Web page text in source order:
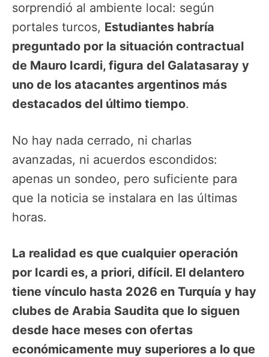
sorprendió al ambiente local: según
portales turcos, Estudiantes habría
preguntado por la situación contractual
de Mauro Icardi, figura del Galatasaray y
uno de los atacantes argentinos más
destacados del último tiempo.
No hay nada cerrado, ni charlas
avanzadas, ni acuerdos escondidos:
apenas un sondeo, pero suficiente para
que la noticia se instalara en las últimas
horas.
La realidad es que cualquier operación
por Icardi es, a priori, difícil. El delantero
tiene vínculo hasta 2026 en Turquía y hay
clubes de Arabia Saudita que lo siguen
desde hace meses con ofertas
económicamente muy superiores a lo que